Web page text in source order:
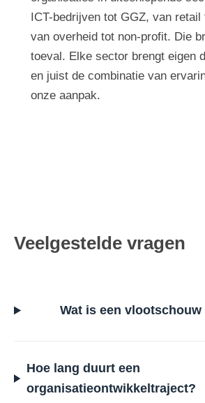
ICT-bedrijven tot GGZ, van retail
van overheid tot non-profit. Die
toeval. Elke sector brengt eigen
en juist de combinatie van
onze aanpak.
Veelgestelde vragen
Wat is een vlootschouw
Hoe lang duurt een
organisatieontwikkeltraject?